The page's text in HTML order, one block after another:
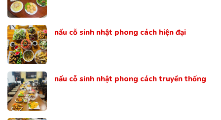
nấu cỗ sinh nhật phong cách hiện đại
nấu cỗ sinh nhật phong cách truyền thống